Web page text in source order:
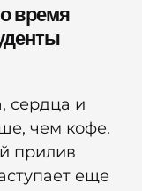
время
сердца и
чем кофе.
прилив
еще